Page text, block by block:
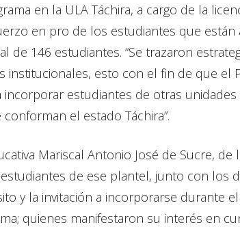
en la ULA Táchira, a cargo de la
en pro de los estudiantes que están
de 146 estudiantes. “Se trazaron
institucionales, esto con el fin de que el
incorporar estudiantes de otras unidades
el estado Táchira”.
Mariscal Antonio José de Sucre, de
de ese plantel, junto con los
y la invitación a incorporarse durante
quienes manifestaron su interés en